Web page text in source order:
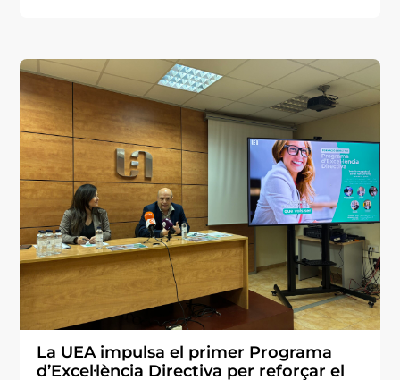
La UEA impulsa el primer Programa
d’Excel·lència Directiva per reforçar el